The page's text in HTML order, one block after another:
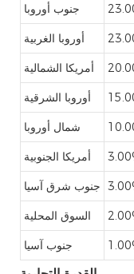
جنوب أوروبا
أوروبا الغربية
أمريكا الشمالية
أوروبا الشرقية
شمال أوروبا
أمريكا الجنوبية
جنوب شرق آسيا
السوق المحلية
جنوب آسيا